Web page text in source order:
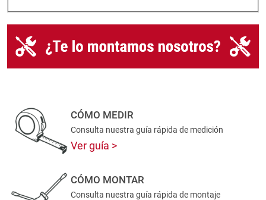
CÓMO MEDIR
Consulta nuestra guía rápida de medición
Ver guía
CÓMO MONTAR
Consulta nuestra guía rápida de montaje